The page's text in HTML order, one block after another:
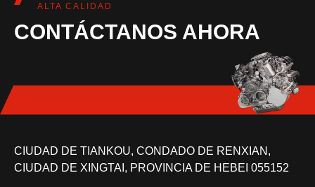
ALTA CALIDAD
CONTÁCTANOS AHORA
CIUDAD DE TIANKOU, CONDADO DE RENXIAN,
CIUDAD DE XINGTAI, PROVINCIA DE HEBEI 055152